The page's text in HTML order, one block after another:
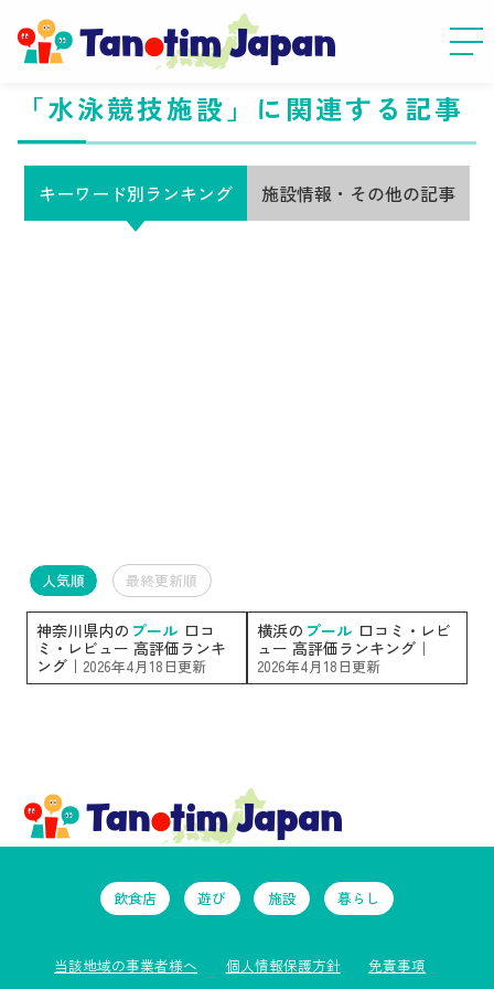
「水泳競技施設」に関連する記事
キーワード別ランキング 施設情報・その他の記事
人気順 最終更新順
神奈川県内の プール 口コ
ミ・レビュー 高評価ランキ
ング｜ 2026年4月18日更新
横浜の プール 口コミ・レビ
ュー 高評価ランキング｜
2026年4月18日更新
飲食店 遊び 施設 暮らし
当該地域の事業者様へ 個人情報保護方針 免責事項